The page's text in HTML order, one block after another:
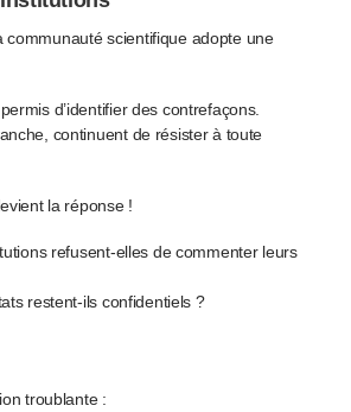
communauté scientifique adopte une
d’identifier des contrefaçons.
continuent de résister à toute
la réponse !
refusent-elles de commenter leurs
restent-ils confidentiels ?
troublante :